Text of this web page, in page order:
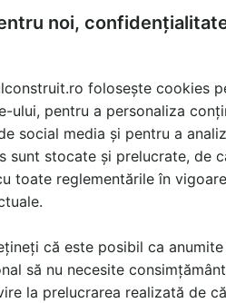
noi,
folosește cookies
ului, pentru a personaliza
social media și pentru a
sunt stocate și prelucrate, de
toate reglementările în
că este posibil ca
să nu necesite
la prelucrarea realizată de